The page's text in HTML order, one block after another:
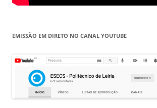
EMISSÃO EM DIRETO NO CANAL YOUTUBE